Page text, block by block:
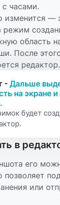
часами.
изменится —
область
После
редактор.
-Дальше
на экране и
будет
в
его
или